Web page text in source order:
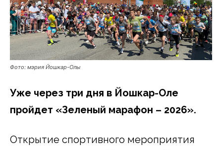
Фото: мэрия Йошкар-Олы
Уже через три дня в Йошкар-Оле
пройдет «Зеленый марафон – 2026».
Открытие спортивного мероприятия